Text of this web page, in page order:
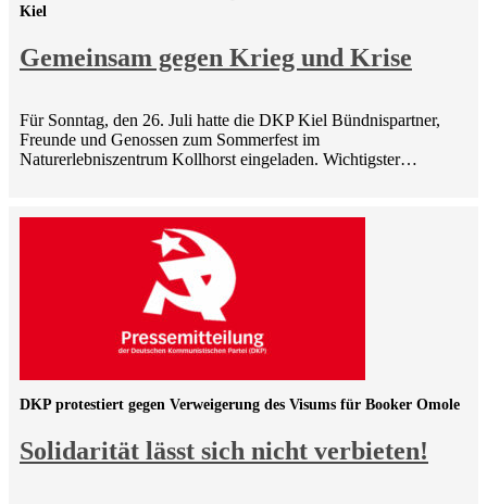
Gemeinsam gegen Krieg und Krise
Kiel
Für Sonntag, den 26. Juli hatte die DKP Kiel Bündnispartner,
Freunde und Genossen zum Sommerfest im
Naturerlebniszentrum Kollhorst eingeladen. Wichtigster…
Solidarität lässt sich nicht verbieten!
DKP protestiert gegen Verweigerung des Visums für Booker Omole